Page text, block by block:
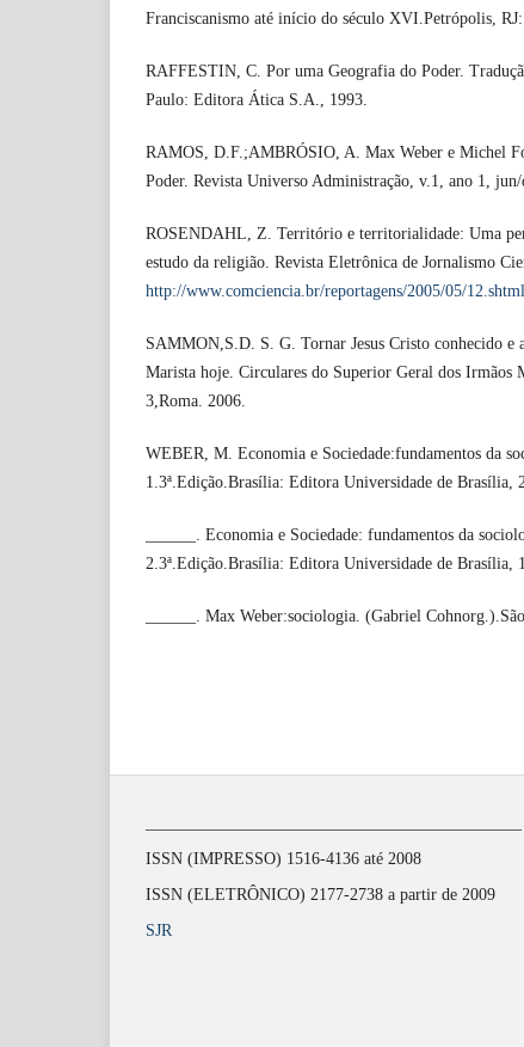
Franciscanismo até início do século XVI.Petrópolis,
RAFFESTIN, C. Por uma Geografia do Poder.
Paulo: Editora Ática S.A., 1993.
RAMOS, D.F.;AMBRÓSIO, A. Max Weber e Michel
Poder. Revista Universo Administração, v.1, ano 1,
ROSENDAHL, Z. Território e territorialidade: Uma
estudo da religião. Revista Eletrônica de Jornalismo
http://www.comciencia.br/reportagens/2005/05/12.shtml
SAMMON,S.D. S. G. Tornar Jesus Cristo conhecido e
Marista hoje. Circulares do Superior Geral dos Irmãos
3,Roma. 2006.
WEBER, M. Economia e Sociedade:fundamentos da
1.3ª.Edição.Brasília: Editora Universidade de Brasília,
______. Economia e Sociedade: fundamentos da
2.3ª.Edição.Brasília: Editora Universidade de Brasília,
______. Max Weber:sociologia. (Gabriel
ISSN (IMPRESSO) 1516-4136 até 2008
ISSN (ELETRÔNICO) 2177-2738 a partir de 2009
SJR